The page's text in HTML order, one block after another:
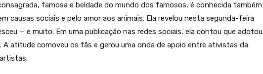
famosa e beldade do mundo dos famosos, é conhecida também
causas sociais e pelo amor aos animais. Ela revelou nesta segunda-feira
— e muito. Em uma publicação nas redes sociais, ela contou que adotou
A atitude comoveu os fãs e gerou uma onda de apoio entre ativistas da